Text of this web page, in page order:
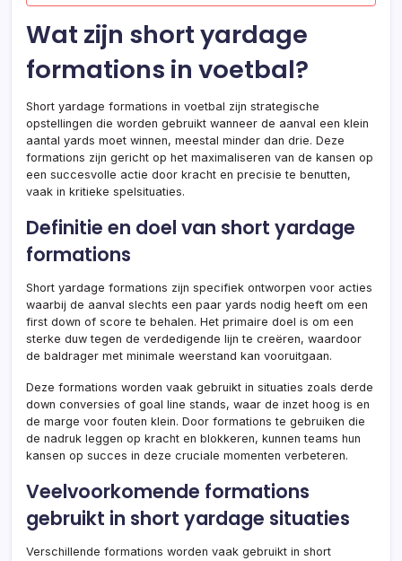
Wat zijn short yardage
formations in voetbal?
Short yardage formations in voetbal zijn strategische
opstellingen die worden gebruikt wanneer de aanval een klein
aantal yards moet winnen, meestal minder dan drie. Deze
formations zijn gericht op het maximaliseren van de kansen op
een succesvolle actie door kracht en precisie te benutten,
vaak in kritieke spelsituaties.
Definitie en doel van short yardage
formations
Short yardage formations zijn specifiek ontworpen voor acties
waarbij de aanval slechts een paar yards nodig heeft om een
first down of score te behalen. Het primaire doel is om een
sterke duw tegen de verdedigende lijn te creëren, waardoor
de baldrager met minimale weerstand kan vooruitgaan.
Deze formations worden vaak gebruikt in situaties zoals derde
down conversies of goal line stands, waar de inzet hoog is en
de marge voor fouten klein. Door formations te gebruiken die
de nadruk leggen op kracht en blokkeren, kunnen teams hun
kansen op succes in deze cruciale momenten verbeteren.
Veelvoorkomende formations
gebruikt in short yardage situaties
Verschillende formations worden vaak gebruikt in short